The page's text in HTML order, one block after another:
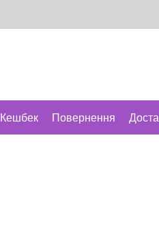
Кешбек Повернення